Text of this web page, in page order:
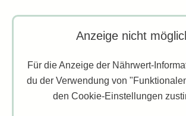
Anzeige nicht
Für die Anzeige der Nährwert-
du der Verwendung von
den Cookie-Einstellungen